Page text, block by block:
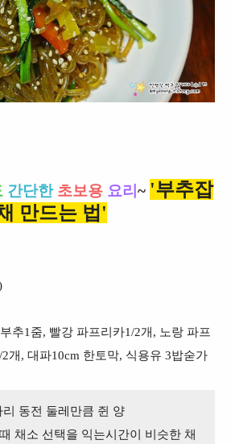
간단한 초보용 요리 ~ '부추잡
만드는 법'
추1줌, 빨강 파프리카1/2개, 노랑 파프
개, 대파10cm 한토막, 식용유 3밥숟가
동전 둘레만큼 쥔 양
채소 선택을 익는시간이 비슷한 채